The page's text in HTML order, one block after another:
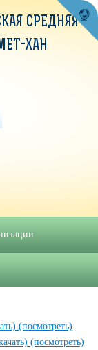
(посмотреть)
(посмотреть)
СРЕДНЯЯ
ХАН